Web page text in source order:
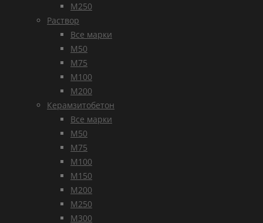
М250
Раствор
Все марки
М50
М75
М100
М200
Керамзитобетон
Все марки
М50
М75
М100
М150
М200
М250
М300